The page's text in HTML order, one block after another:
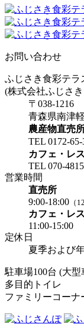
お問い合わせ
ふじさき食彩テラ
(株式会社ふじさ
〒038-1216
青森県南津
農産物直売
TEL 0172-
カフェ・レ
TEL 070-
営業時間
直売所
9:00-18:00 （
カフェ・レ
11:00-15:00
定休日
夏季および
駐車場100台 (大
多目的トイレ
ファミリーコーナ